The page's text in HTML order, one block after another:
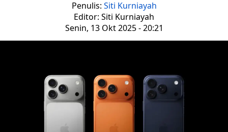
Penulis: Siti Kurniayah
Editor: Siti Kurniayah
Senin, 13 Okt 2025 - 20:21